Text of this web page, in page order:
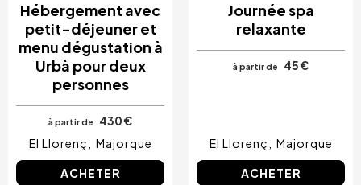
Hébergement avec
petit-déjeuner et
menu dégustation à
Urbà pour deux
personnes
à partir de
430 €
El Llorenç
Majorque
ACHETER
Journée spa
relaxante
à partir de 45 €
El Llorenç Majorque
ACHETER